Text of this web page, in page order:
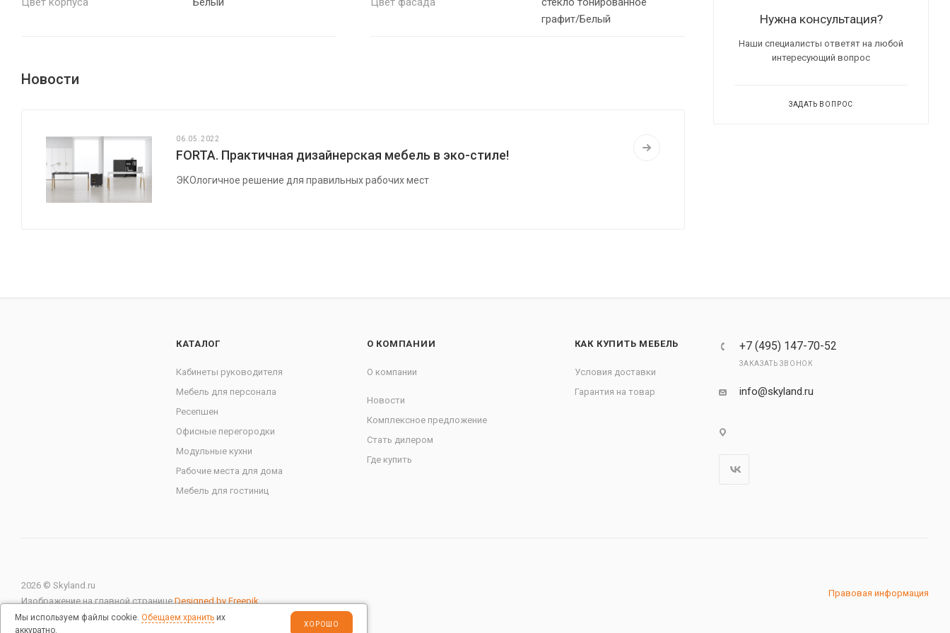
графит/Белый
Новости
06.05.2022
FORTA. Практичная дизайнерская мебель в эко-стиле!
ЭКОлогичное решение для правильных рабочих мест
Нужна консультация?
Наши специалисты ответят на любой
интересующий вопрос
ЗАДАТЬ ВОПРОС
КАТАЛОГ
Кабинеты руководителя
Мебель для персонала
Ресепшен
Офисные перегородки
Модульные кухни
Рабочие места для дома
Мебель для гостиниц
О КОМПАНИИ
О компании
Новости
Комплексное предложение
Стать дилером
Где купить
КАК КУПИТЬ МЕБЕЛЬ
Условия доставки
Гарантия на товар
+7 (495) 147-70-52
ЗАКАЗАТЬ ЗВОНОК
info@skyland.ru
2026 © Skyland.ru
Изображение на главной страницеDesigned by Freepik
Правовая информация
Мы используем файлы cookie. Обещаем хранить их
аккуратно.
ХОРОШО